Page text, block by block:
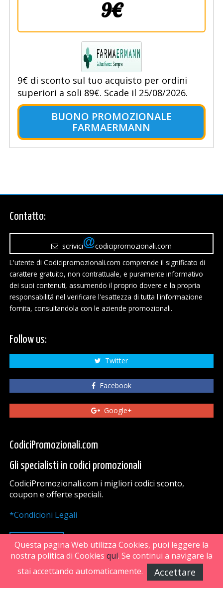
9€
9€ di sconto sul tuo acquisto per ordini
superiori a soli 89€. Scade il 25/08/2026.
BUONO PROMOZIONALE
FARMAERMANN
Contatto:
scrivici
codicipromozionali.com
L'utente di Codicipromozionali.com comprende il significato di
carattere gratuito, non contrattuale, e puramente informativo
dei suoi contenuti, assumendo il proprio dovere e la propria
responsabilitá nel verificare l'esattezza di tutta l'informazione
fornita, consultandola con le aziende promozionali.
Follow us:
Twitter
Facebook
Google+
CodiciPromozionali.com
Gli specialisti in codici promozionali
CodiciPromozionali.com i migliori codici sconto,
coupon e offerte speciali.
*Condicioni Legali
VAI SU
FiveDoors Network 2018
Questa pagina Web utilizza Cookies, puoi leggere la
nostra politica di Cookies quí. Se continui a navigare la
stai accettando automaticamente.
Accettare